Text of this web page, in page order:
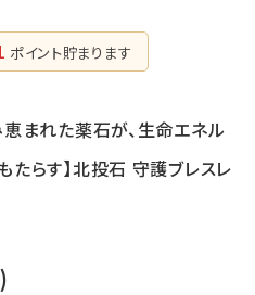
石
ポイント貯まります
まれた薬石が、生命エネル
らす】北投石 守護ブレスレ